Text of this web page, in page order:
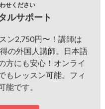
せください
ルサポート
ン2,750円〜！講師は
の外国人講師。日本語
方にも安心！オンライ
もレッスン可能。フィ
能です。